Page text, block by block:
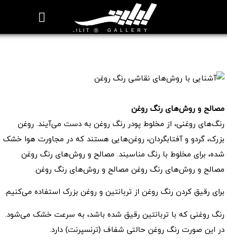
آشنایی با روش‌های نقاشی رنگ روغن
مصالح و روش‌های رنگ روغن
رنگ‌های روغنی، از مخلوط پودر رنگ روغن به دست می‌آیند. روغن
بزرک، گردو و آفتابگردان، روغن‌هایی هستند که در مجاورت هوا خشک
شده، برای مخلوط با رنگ مناسبند. مصالح و روش‌های رنگ روغن
مصالح و روش‌های رنگ روغن مصالح و روش‌های رنگ روغن
برای رقیق کردن رنگ روغن از تربانتین و روغن بزرک استفاده می‌کنیم.
رنگ روغنی که با تربانتین رقیق شده باشد، به سرعت خشک می‌شود.
در این صورت رنگ روغن حالتی شفاف (ترنسپرنت) دارد.